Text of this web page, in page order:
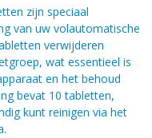
zijn speciaal
van uw volautomatische
verwijderen
wat essentieel is
en het behoud
bevat 10 tabletten,
kunt reinigen via het